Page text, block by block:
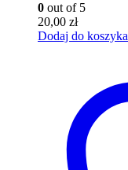
0 out of 5
20,00 zł
Dodaj do koszyka